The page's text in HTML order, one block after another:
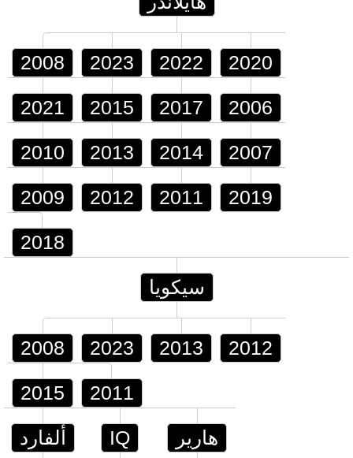
2008 2023 2022 2020
2021 2015 2017 2006
2010 2013 2014 2007
2009 2012 2011 2019
2018
سيكويا
2008 2023 2013 2012
2015 2011
ألفارد IQ هارير